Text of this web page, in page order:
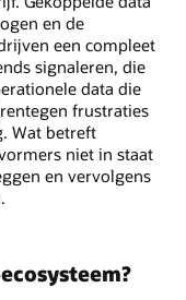
en de
een compleet
signaleren, die
data die
frustraties
Wat betreft
niet in staat
en vervolgens